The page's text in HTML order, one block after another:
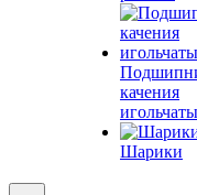
качения
Шарики